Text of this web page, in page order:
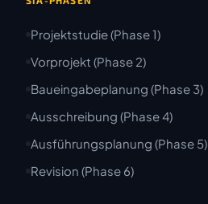
Projektstudie (Phase 1)
Vorprojekt (Phase 2)
Baueingabeplanung (Phase 3)
Ausschreibung (Phase 4)
Ausführungsplanung (Phase 5)
Revision (Phase 6)